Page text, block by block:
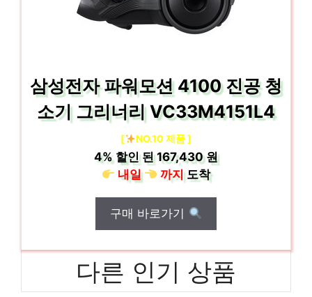
삼성전자 파워모션 4100 진공 청
소기 그리너리 VC33M4151L4
[ NO.10 제품 ]
4%할인 된167,430 원
내일
까지도착
구매 바로가기
다른 인기 상품
메디큐브 에이지알 부스터 프로 + 글루타치